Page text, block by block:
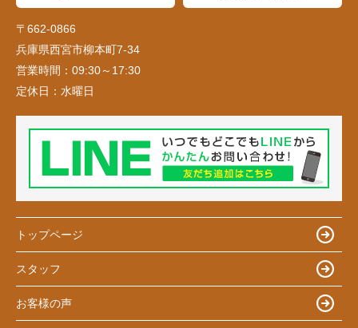
〒662-0866
兵庫県西宮市柳本町7-34
営業時間： 09:30～17:30
定休日： 水曜日
トップページ
スタッフ
お客様の声